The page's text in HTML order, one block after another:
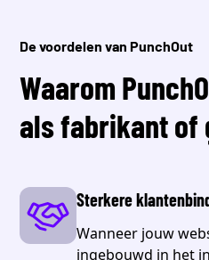
De voordelen van PunchOut
Waarom
als fabrikant of
Sterkere
Wanneer jouw
ingebouwd in het